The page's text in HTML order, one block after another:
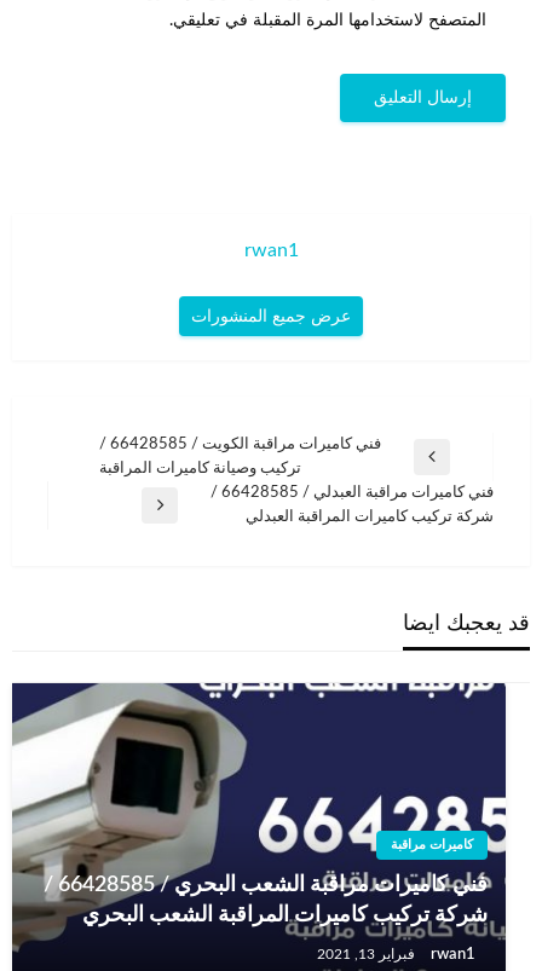
المتصفح لاستخدامها المرة المقبلة في تعليقي.
rwan1
عرض جميع المنشورات
المقالات
المقالة
السابقة
فني كاميرات مراقبة الكويت / 66428585 /
تركيب وصيانة كاميرات المراقبة
المقالة
فني كاميرات مراقبة العبدلي / 66428585 /
شركة تركيب كاميرات المراقبة العبدلي
قد يعجبك ايضا
كاميرات مراقبة
فني كاميرات مراقبة الشعب البحري / 66428585 /
شركة تركيب كاميرات المراقبة الشعب البحري
rwan1 فبراير 13, 2021